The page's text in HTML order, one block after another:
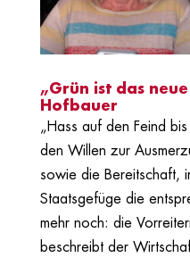
„Grün ist das neue
Hofbauer
„Hass auf den Feind
den Willen zur
sowie die Bereitschaft,
Staatsgefüge die
mehr noch: die
beschreibt der